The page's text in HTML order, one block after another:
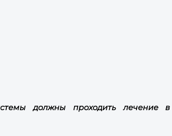
должны проходить лечение в